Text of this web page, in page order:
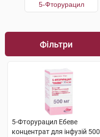
5-Фторурацил
Фільтри
5-Фторурацил Ебеве
концентрат для інфузій 500